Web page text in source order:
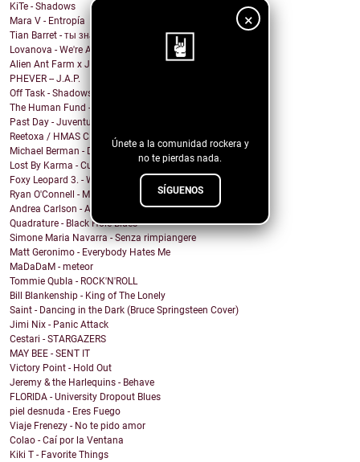
×
Únete a la comunidad rockera y
no te pierdas nada.
SÍGUENOS
KiTe - Shadows
Mara V - Entropía
Tian Barret - ты знаешь, где мои ключи?
Lovanova - We're All In It Together
Alien Ant Farm x Judge & Jury - Bad Attitude
PHEVER -- J.A.P.
Off Task - Shadows
The Human Fund - Chums and Chumps
Past Day - Juventud Distante
Reetoxa / HMAS CERBERUS
Michael Berman - Dreamed About You
Lost By Karma - Culpa
Foxy Leopard 3. - War & Peace
Ryan O'Connell - Mirror Coat
Andrea Carlson - Angels Walking
Quadrature - Black Hole Blues
Simone Maria Navarra - Senza rimpiangere
Matt Geronimo - Everybody Hates Me
MaDaDaM - meteor
Tommie Qubla - ROCK'N'ROLL
Bill Blankenship - King of The Lonely
Saint - Dancing in the Dark (Bruce Springsteen Cover)
Jimi Nix - Panic Attack
Cestari - STARGAZERS
MAY BEE - SENT IT
Victory Point - Hold Out
Jeremy & the Harlequins - Behave
FLORIDA - University Dropout Blues
piel desnuda - Eres Fuego
Viaje Frenezy - No te pido amor
Colao - Caí por la Ventana
Kiki T - Favorite Things